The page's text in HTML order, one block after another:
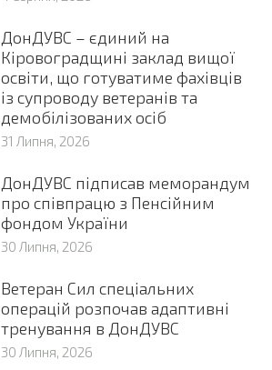
ДонДУВС – єдиний на
Кіровоградщині заклад вищої
освіти, що готуватиме фахівців
із супроводу ветеранів та
демобілізованих осіб
31 Липня, 2026
ДонДУВС підписав меморандум
про співпрацю з Пенсійним
фондом України
30 Липня, 2026
Ветеран Сил спеціальних
операцій розпочав адаптивні
тренування в ДонДУВС
30 Липня, 2026